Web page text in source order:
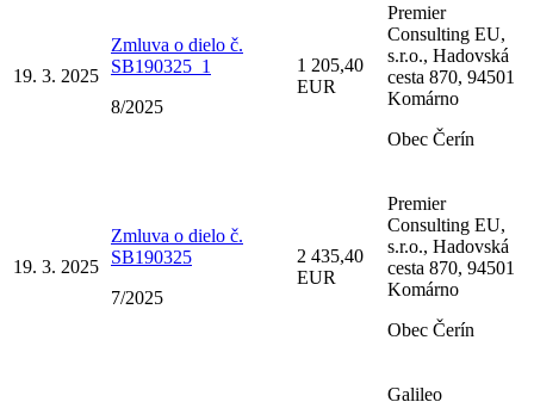
19. 3. 2025
Zmluva o dielo č.
SB190325_1
8/2025
1 205,40
EUR
Premier
Consulting EU,
s.r.o., Hadovská
cesta 870, 94501
Komárno
Obec Čerín
19. 3. 2025
Zmluva o dielo č.
SB190325
7/2025
2 435,40
EUR
Premier
Consulting EU,
s.r.o., Hadovská
cesta 870, 94501
Komárno
Obec Čerín
Galileo